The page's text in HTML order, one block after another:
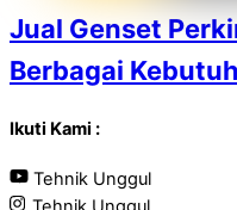
Jual Genset
Berbagai
Ikuti Kami :
Tehnik Unggul